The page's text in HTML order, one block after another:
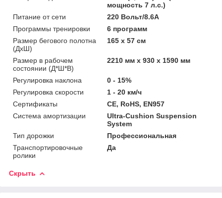
мощность 7 л.с.)
Питание от сети
220 Вольт/8.6A
Программы тренировки
6 программ
Размер бегового полотна
(ДхШ)
165 x 57 см
Размер в рабочем
состоянии (Д*Ш*В)
2210 мм x 930 x 1590 мм
Регулировка наклона
0 - 15%
Регулировка скорости
1 - 20 км/ч
Сертификаты
CE, RoHS, EN957
Система амортизации
Ultra-Cushion Suspension
System
Тип дорожки
Профессиональная
Транспортировочные
ролики
Да
Скрыть